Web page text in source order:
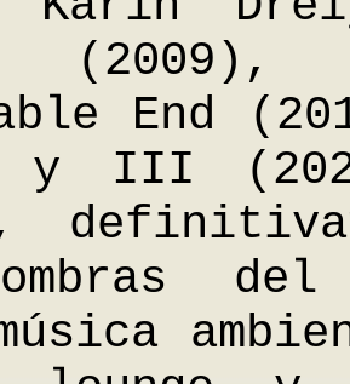
(2009),
End
III (2022)
del